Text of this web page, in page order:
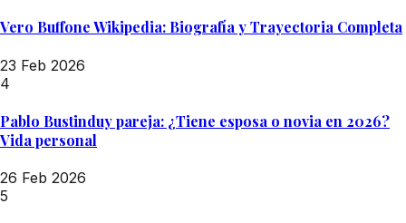
Vero Buffone Wikipedia: Biografía y Trayectoria Completa
23 Feb 2026
4
Pablo Bustinduy pareja: ¿Tiene esposa o novia en 2026?
Vida personal
26 Feb 2026
5